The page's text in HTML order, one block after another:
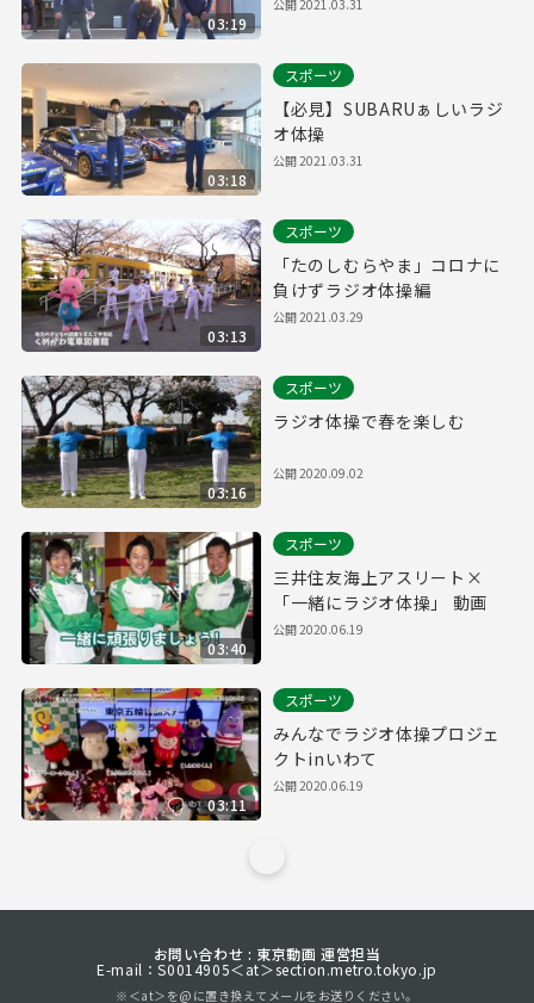
03:19
公開2021.03.31
03:18
スポーツ
【必見】SUBARUぁしいラジ
オ体操
公開2021.03.31
03:13
スポーツ
「たのしむらやま」コロナに
負けずラジオ体操編
公開2021.03.29
03:16
スポーツ
ラジオ体操で春を楽しむ
公開2020.09.02
03:40
スポーツ
三井住友海上アスリート×
「一緒にラジオ体操」 動画
公開2020.06.19
03:11
スポーツ
みんなでラジオ体操プロジェ
クトinいわて
公開2020.06.19
お問い合わせ : 東京動画 運営担当
E-mail：S0014905＜at＞section.metro.tokyo.jp
※＜at＞を@に置き換えてメールをお送りください。